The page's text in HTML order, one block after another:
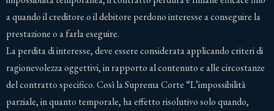
a quando il creditore o il debitore perdono interesse a conseguire la
prestazione o a farla eseguire.
La perdita di interesse, deve essere considerata applicando criteri di
ragionevolezza oggettivi, in rapporto al contenuto e alle circostanze
del contratto specifico. Così la Suprema Corte “L’impossibilità
parziale, in quanto temporale, ha effetto risolutivo solo quando,